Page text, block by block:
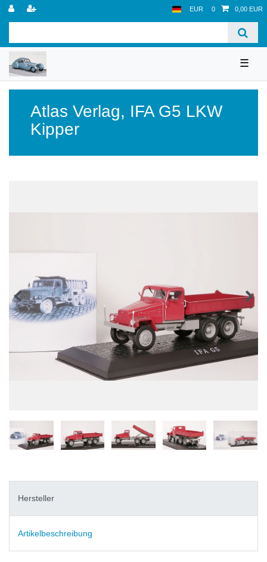
EUR 0 0,00 EUR
☰
Atlas Verlag, IFA G5 LKW
Kipper
Hersteller
Artikelbeschreibung